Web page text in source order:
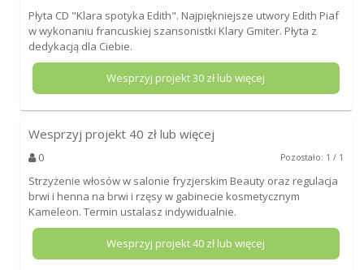
Płyta CD "Klara spotyka Edith". Najpiękniejsze utwory Edith Piaf
w wykonaniu francuskiej szansonistki Klary Gmiter. Płyta z
dedykacją dla Ciebie.
Wesprzyj projekt30 zł lub więcej
Wesprzyj projekt 40 zł lub więcej
0 Pozostało: 1 / 1
Strzyżenie włosów w salonie fryzjerskim Beauty oraz regulacja
brwi i henna na brwi i rzęsy w gabinecie kosmetycznym
Kameleon. Termin ustalasz indywidualnie.
Wesprzyj projekt40 zł lub więcej